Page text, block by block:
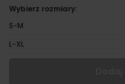
Wybierz rozmiary:
S-M
L-XL